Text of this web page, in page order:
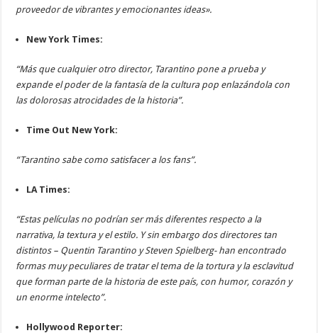
proveedor de vibrantes y emocionantes ideas».
New York Times:
“Más que cualquier otro director, Tarantino pone a prueba y
expande el poder de la fantasía de la cultura pop enlazándola con
las dolorosas atrocidades de la historia”.
Time Out New York:
“Tarantino sabe como satisfacer a los fans”.
LA Times:
“Estas películas no podrían ser más diferentes respecto a la
narrativa, la textura y el estilo. Y sin embargo dos directores tan
distintos – Quentin Tarantino y Steven Spielberg- han encontrado
formas muy peculiares de tratar el tema de la tortura y la esclavitud
que forman parte de la historia de este país, con humor, corazón y
un enorme intelecto”.
Hollywood Reporter: